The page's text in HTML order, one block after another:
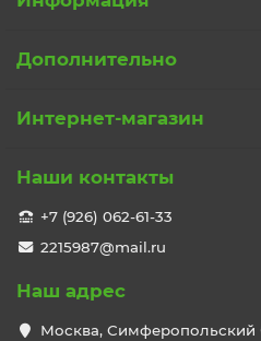
Дополнительно
Интернет-магазин
Наши контакты
+7 (926) 062-61-33
2215987@mail.ru
Наш адрес
Москва, Симферопольский